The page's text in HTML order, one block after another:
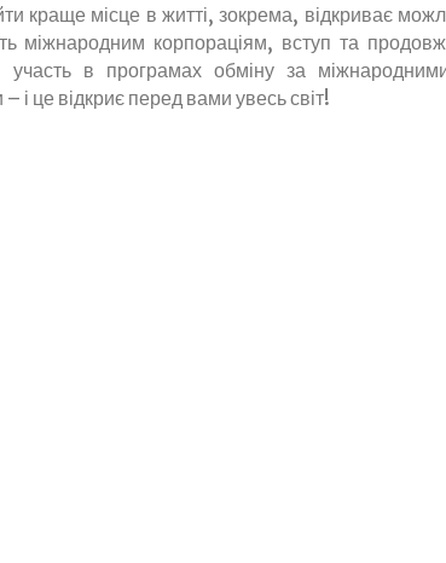
краще місце в житті, зокрема, відкриває
міжнародним корпораціям, вступ та
участь в програмах обміну за
і це відкриє перед вами увесь світ!